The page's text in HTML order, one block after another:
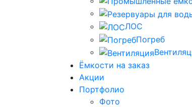
ЛОС
Погреб
Ёмкости на заказ
Акции
Портфолио
Фото